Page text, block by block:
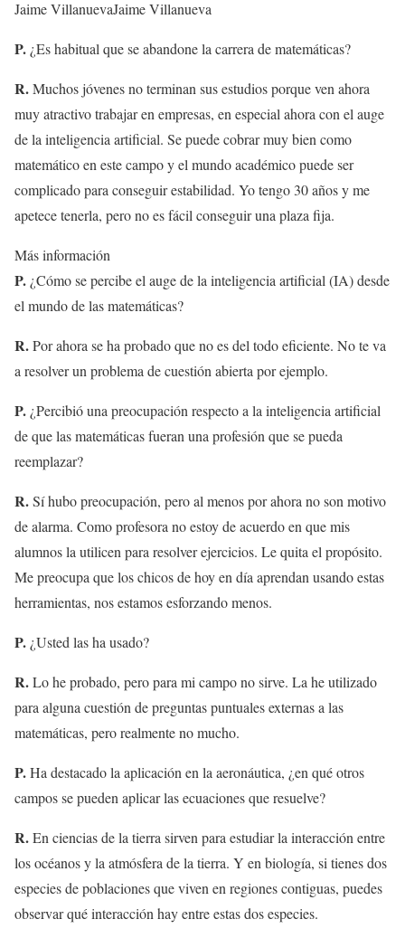
Jaime VillanuevaJaime Villanueva
P. ¿Es habitual que se abandone la carrera de matemáticas?
R.Muchos jóvenes no terminan sus estudios porque ven ahora
muy atractivo trabajar en empresas, en especial ahora con el auge
de la inteligencia artificial. Se puede cobrar muy bien como
matemático en este campo y el mundo académico puede ser
complicado para conseguir estabilidad. Yo tengo 30 años y me
apetece tenerla, pero no es fácil conseguir una plaza fija.
Más información
P. ¿Cómo se percibe el auge de la inteligencia artificial (IA) desde
el mundo de las matemáticas?
R.Por ahora se ha probado que no es del todo eficiente. No te va
a resolver un problema de cuestión abierta por ejemplo.
P. ¿Percibió una preocupación respecto a la inteligencia artificial
de que las matemáticas fueran una profesión que se pueda
reemplazar?
R.Sí hubo preocupación, pero al menos por ahora no son motivo
de alarma. Como profesora no estoy de acuerdo en que mis
alumnos la utilicen para resolver ejercicios. Le quita el propósito.
Me preocupa que los chicos de hoy en día aprendan usando estas
herramientas, nos estamos esforzando menos.
P. ¿Usted las ha usado?
R.Lo he probado, pero para mi campo no sirve. La he utilizado
para alguna cuestión de preguntas puntuales externas a las
matemáticas, pero realmente no mucho.
P.Ha destacado la aplicación en la aeronáutica, ¿en qué otros
campos se pueden aplicar las ecuaciones que resuelve?
R.En ciencias de la tierra sirven para estudiar la interacción entre
los océanos y la atmósfera de la tierra. Y en biología, si tienes dos
especies de poblaciones que viven en regiones contiguas, puedes
observar qué interacción hay entre estas dos especies.